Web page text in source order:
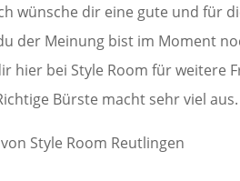
wünsche dir eine gute und für
der Meinung bist im Moment
hier bei Style Room für weitere
Bürste macht sehr viel aus.
Style Room Reutlingen